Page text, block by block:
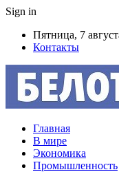
Sign in
Пятница, 7
Контакты
Главная
В мире
Экономика
Промышленность